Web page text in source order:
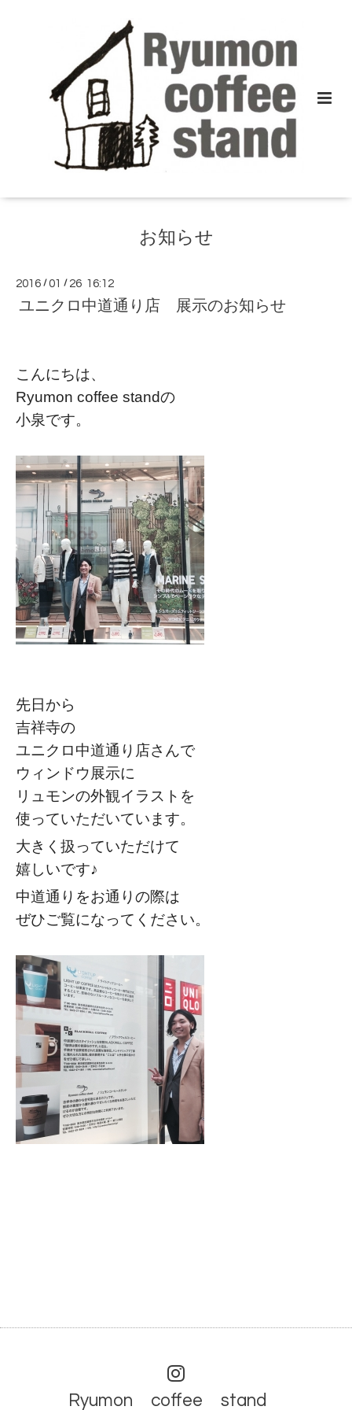
お知らせ
2016 /01 / 26 16:12
ユニクロ中道通り店 展示のお知らせ
こんにちは、
Ryumon coffee standの
小泉です。
先日から
吉祥寺の
ユニクロ中道通り店さんで
ウィンドウ展示に
リュモンの外観イラストを
使っていただいています。
大きく扱っていただけて
嬉しいです♪
中道通りをお通りの際は
ぜひご覧になってください。
Ryumon coffee stand